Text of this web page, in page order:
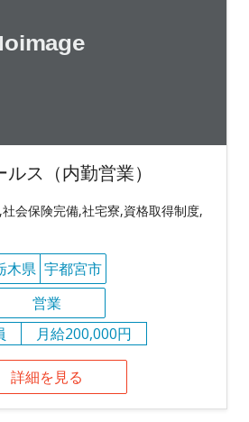
ス（内勤営業）
会保険完備,社宅寮,資格取得制度,
木県 宇都宮市
営業
月給200,000円
詳細を見る